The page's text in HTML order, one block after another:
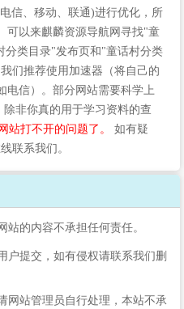
信、移动、联通)进行优化，所
可以来麒麟资源导航网寻找"童
分类目录"发布页和"童话村分类
们推荐使用加速器（将自己的
电信）。部分网站需要科学上
除非你真的用于学习资料的查
站打不开的问题了。
如有疑
联系我们。
站的内容不承担任何责任。
户提交，如有侵权请联系我们删
网站管理员自行处理，本站不承